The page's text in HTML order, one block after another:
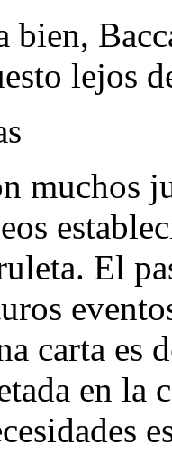
bien,
lejos
muchos
El
carta
en la